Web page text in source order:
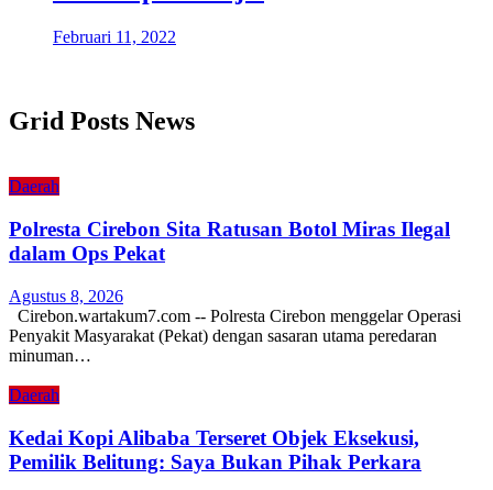
Februari 11, 2022
Grid Posts News
Daerah
Polresta Cirebon Sita Ratusan Botol Miras Ilegal
dalam Ops Pekat
Agustus 8, 2026
Cirebon.wartakum7.com -- Polresta Cirebon menggelar Operasi
Penyakit Masyarakat (Pekat) dengan sasaran utama peredaran
minuman…
Daerah
Kedai Kopi Alibaba Terseret Objek Eksekusi,
Pemilik Belitung: Saya Bukan Pihak Perkara